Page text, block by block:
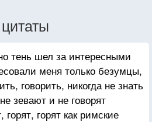
тень шел за интересными
меня только безумцы,
говорить, никогда не знать
зевают и не говорят
горят, горят как римские